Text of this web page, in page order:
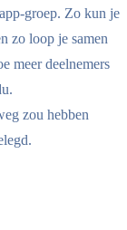
groep. Zo kun je
zo loop je samen
meer deelnemers
zou hebben